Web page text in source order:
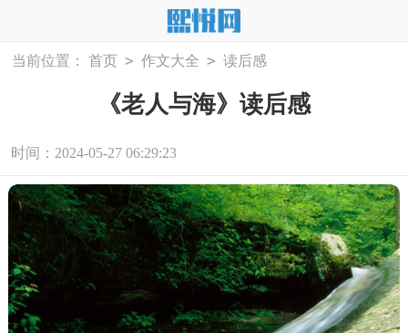
当前位置： 首页 > 作文大全 > 读后感
《老人与海》读后感
时间：2024-05-27 06:29:23